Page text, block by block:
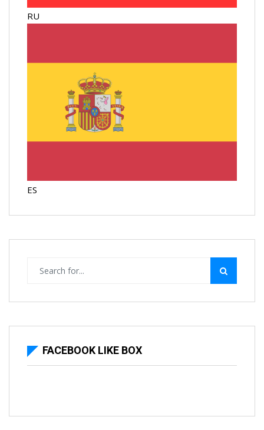
RU
ES
FACEBOOK LIKE BOX